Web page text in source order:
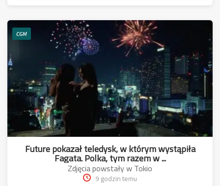
CGM
Future pokazał teledysk, w którym wystąpiła
Fagata. Polka, tym razem w ...
Zdjęcia powstały w Tokio
9 godzin temu